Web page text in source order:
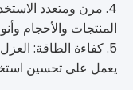
4. مرن ومتعدد
المنتجات والأحجام
5. كفاءة الطاقة:
يعمل على تحسين